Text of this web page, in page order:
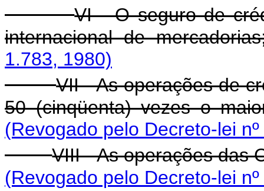
VI - O seguro de
internacional de
1.783, 1980)
VII - As operações de
50 (cinqüenta) vezes o
(Revogado pelo Decreto-lei
VIII - As operações das
(Revogado pelo Decreto-lei